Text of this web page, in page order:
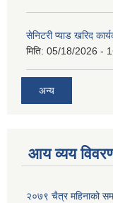
सेनिटरी प्याड खरिद
मिति: 05/18/2026 -
अन्य
आय व्यय
२०७९ चैत्र महिनाको